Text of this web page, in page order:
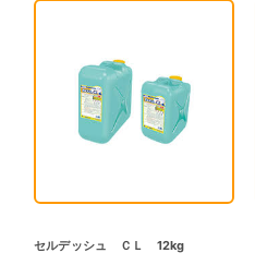
セルデッシュ ＣＬ 12kg